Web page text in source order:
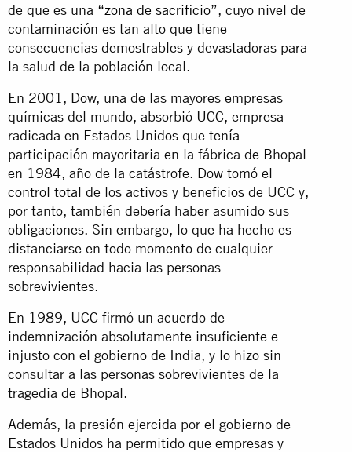
de que es una “zona de sacrificio”, cuyo nivel de
contaminación es tan alto que tiene
consecuencias demostrables y devastadoras para
la salud de la población local.
En 2001, Dow, una de las mayores empresas
químicas del mundo, absorbió UCC, empresa
radicada en Estados Unidos que tenía
participación mayoritaria en la fábrica de Bhopal
en 1984, año de la catástrofe. Dow tomó el
control total de los activos y beneficios de UCC y,
por tanto, también debería haber asumido sus
obligaciones. Sin embargo, lo que ha hecho es
distanciarse en todo momento de cualquier
responsabilidad hacia las personas
sobrevivientes.
En 1989, UCC firmó un acuerdo de
indemnización absolutamente insuficiente e
injusto con el gobierno de India, y lo hizo sin
consultar a las personas sobrevivientes de la
tragedia de Bhopal.
Además, la presión ejercida por el gobierno de
Estados Unidos ha permitido que empresas y